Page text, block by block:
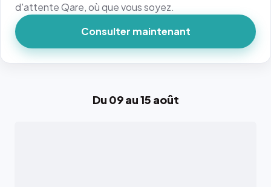
Du 09 au 15 août
d'attente Qare, où que vous soyez.
Consulter maintenant